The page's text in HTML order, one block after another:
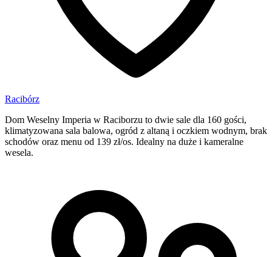
Racibórz
Dom Weselny Imperia w Raciborzu to dwie sale dla 160 gości,
klimatyzowana sala balowa, ogród z altaną i oczkiem wodnym, brak
schodów oraz menu od 139 zł/os. Idealny na duże i kameralne
wesela.